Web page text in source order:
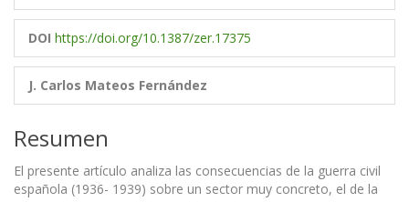
DOI https://doi.org/10.1387/zer.17375
J. Carlos Mateos Fernández
Resumen
El presente artículo analiza las consecuencias de la guerra civil
española (1936- 1939) sobre un sector muy concreto, el de la